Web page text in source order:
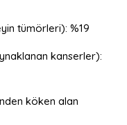
tümörleri): %19
kanserler):
köken alan